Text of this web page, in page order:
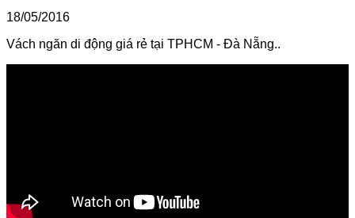
18/05/2016
Vách ngăn di động giá rẻ tại TPHCM - Đà Nẵng..